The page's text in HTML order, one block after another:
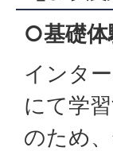
○基礎体
インタ
にて学
のため